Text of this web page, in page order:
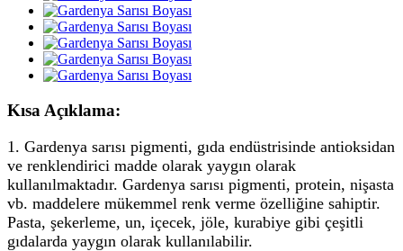
Kısa Açıklama:
1. Gardenya sarısı pigmenti, gıda endüstrisinde antioksidan
ve renklendirici madde olarak yaygın olarak
kullanılmaktadır. Gardenya sarısı pigmenti, protein, nişasta
vb. maddelere mükemmel renk verme özelliğine sahiptir.
Pasta, şekerleme, un, içecek, jöle, kurabiye gibi çeşitli
gıdalarda yaygın olarak kullanılabilir.